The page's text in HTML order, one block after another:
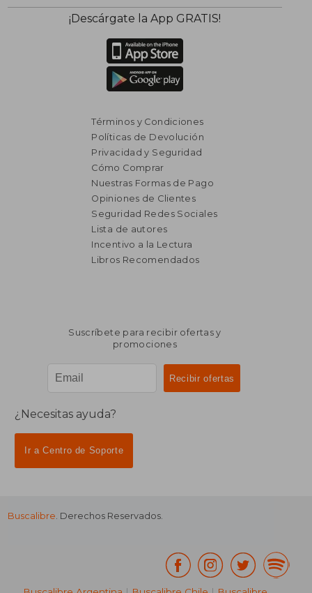
¡Descárgate la App GRATIS!
Términos y Condiciones
Políticas de Devolución
Privacidad y Seguridad
Cómo Comprar
Nuestras Formas de Pago
Opiniones de Clientes
Seguridad Redes Sociales
Lista de autores
Incentivo a la Lectura
Libros Recomendados
Suscríbete para recibir ofertas y
promociones
¿Necesitas ayuda?
Ir a Centro de Soporte
Buscalibre . Derechos Reservados.